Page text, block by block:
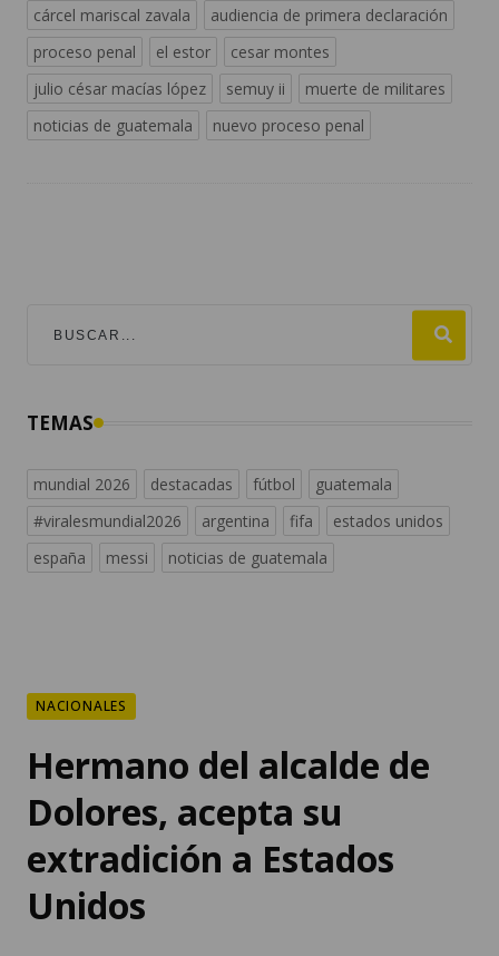
cárcel mariscal zavala
audiencia de primera declaración
proceso penal
el estor
cesar montes
julio césar macías lópez
semuy ii
muerte de militares
noticias de guatemala
nuevo proceso penal
TEMAS
mundial 2026 destacadas fútbol
guatemala
#viralesmundial2026
argentina fifa
estados unidos
españa
messi noticias de guatemala
NACIONALES
Hermano del alcalde de
Dolores, acepta su
extradición a Estados
Unidos